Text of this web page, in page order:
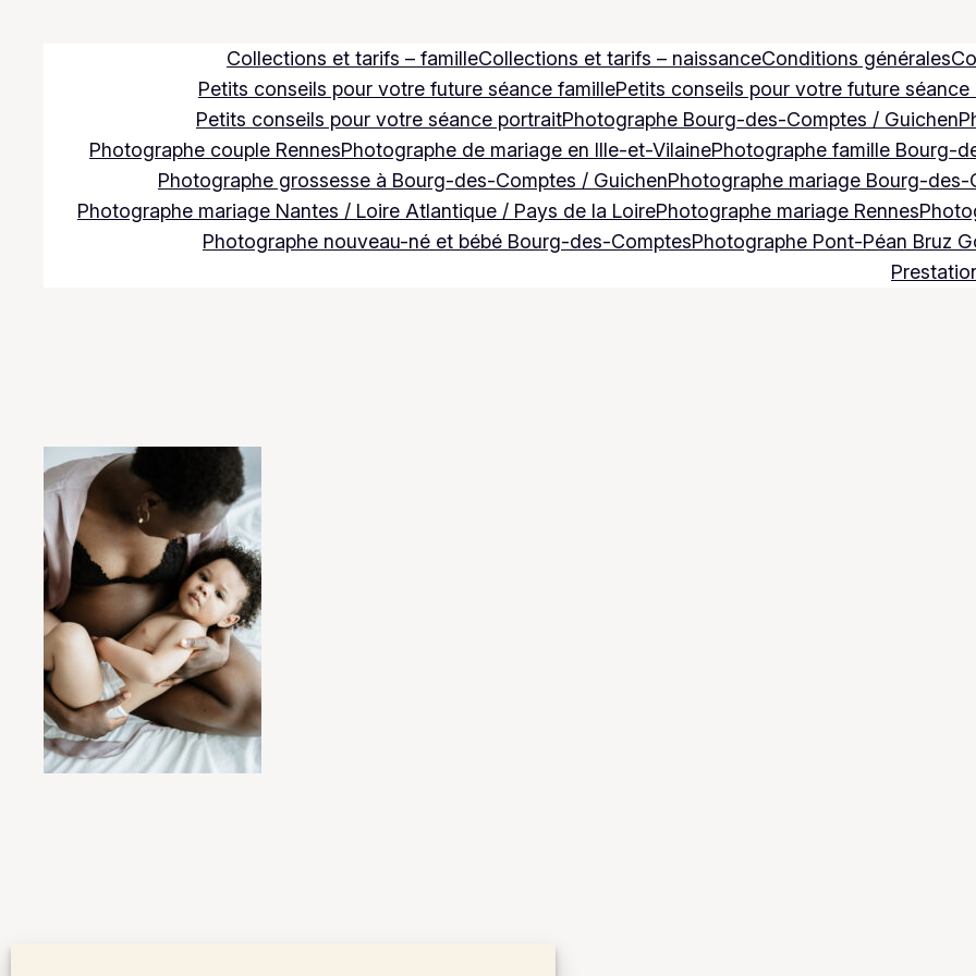
Collections et tarifs – familleCollections et tarifs – naissanceConditions générales
Petits conseils pour votre future séance famillePetits conseils pour votre future séance
Petits conseils pour votre séance portraitPhotographe Bourg-des-Comptes / Guichen
Photographe couple RennesPhotographe de mariage en Ille-et-VilainePhotographe famille Bourg-
Photographe grossesse à Bourg-des-Comptes / GuichenPhotographe mariage Bourg-des-
Photographe mariage Nantes / Loire Atlantique / Pays de la LoirePhotographe mariage Rennes
Photographe nouveau-né et bébé Bourg-des-ComptesPhotographe Pont-Péan Bruz